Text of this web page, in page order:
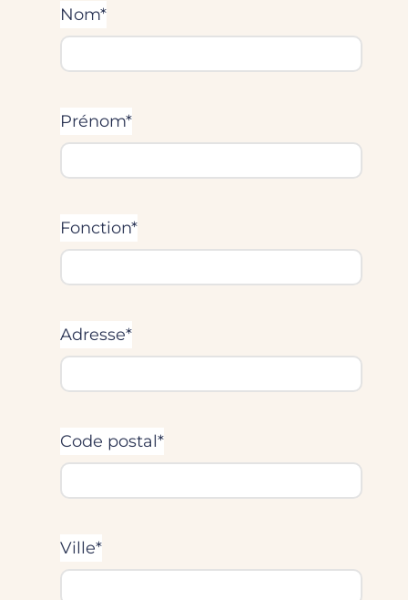
Nom*
Prénom*
Fonction*
Adresse*
Code postal*
Ville*